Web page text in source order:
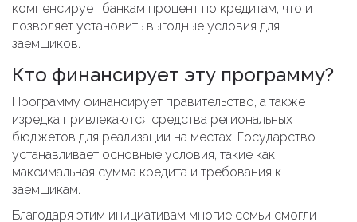
компенсирует банкам процент по кредитам, что и
позволяет установить выгодные условия для
заемщиков.
Кто финансирует эту программу?
Программу финансирует правительство, а также
изредка привлекаются средства региональных
бюджетов для реализации на местах. Государство
устанавливает основные условия, такие как
максимальная сумма кредита и требования к
заемщикам.
Благодаря этим инициативам многие семьи смогли